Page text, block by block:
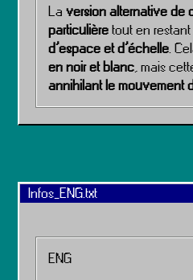
La version alternative de
particulièretout en
d’espace et d’échelle.
en noir et blanc, mais
annihilant le mouvement
Infos_ENG.txt
ENG